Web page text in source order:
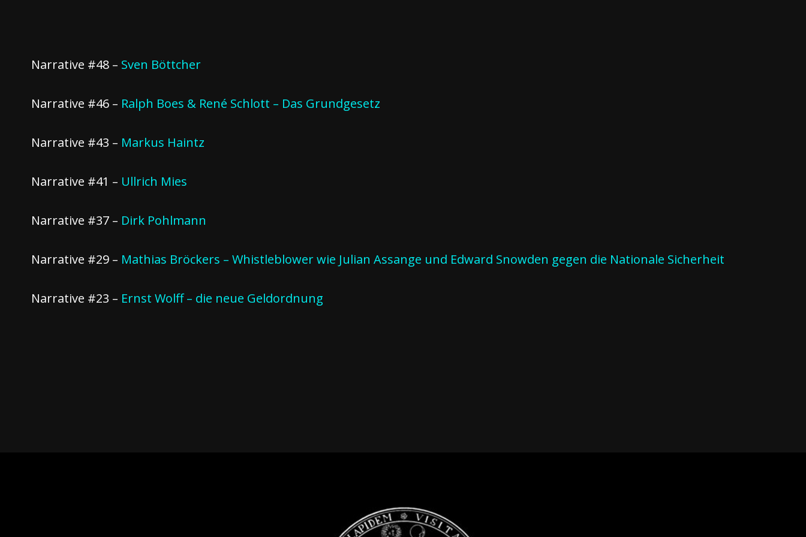
Narrative #48 – Sven Böttcher
Narrative #46 – Ralph Boes & René Schlott – Das Grundgesetz
Narrative #43 – Markus Haintz
Narrative #41 – Ullrich Mies
Narrative #37 – Dirk Pohlmann
Narrative #29 – Mathias Bröckers – Whistleblower wie Julian Assange und Edward Snowden gegen die Nationale Sicherheit
Narrative #23 – Ernst Wolff – die neue Geldordnung